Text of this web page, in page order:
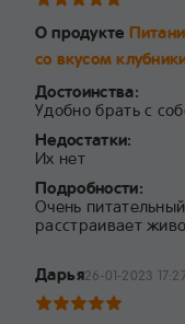
О продукте
со вкусом
Достоинства:
Удобно брать с
Недостатки:
Их нет
Подробности:
Очень
расстраивает
Дарья26-01-2023